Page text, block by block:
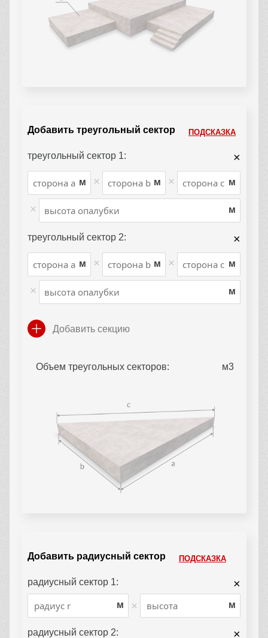
Добавить треугольный сектор ПОДСКАЗКА
треугольный сектор 1:
м × м × м
× м
×
треугольный сектор 2:
м × м × м
× м
×
Добавить секцию
Объем треугольных секторов:
Добавить радиусный сектор ПОДСКАЗКА
радиусный сектор 1:
м × м
×
радиусный сектор 2: ×